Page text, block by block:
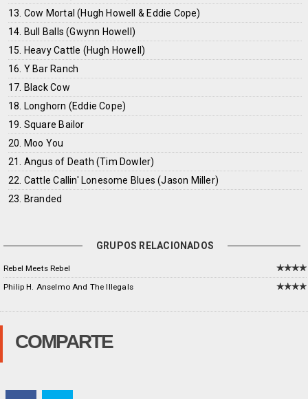
13. Cow Mortal (Hugh Howell & Eddie Cope)
14. Bull Balls (Gwynn Howell)
15. Heavy Cattle (Hugh Howell)
16. Y Bar Ranch
17. Black Cow
18. Longhorn (Eddie Cope)
19. Square Bailor
20. Moo You
21. Angus of Death (Tim Dowler)
22. Cattle Callin' Lonesome Blues (Jason Miller)
23. Branded
GRUPOS RELACIONADOS
Rebel Meets Rebel
Philip H. Anselmo And The Illegals
COMPARTE